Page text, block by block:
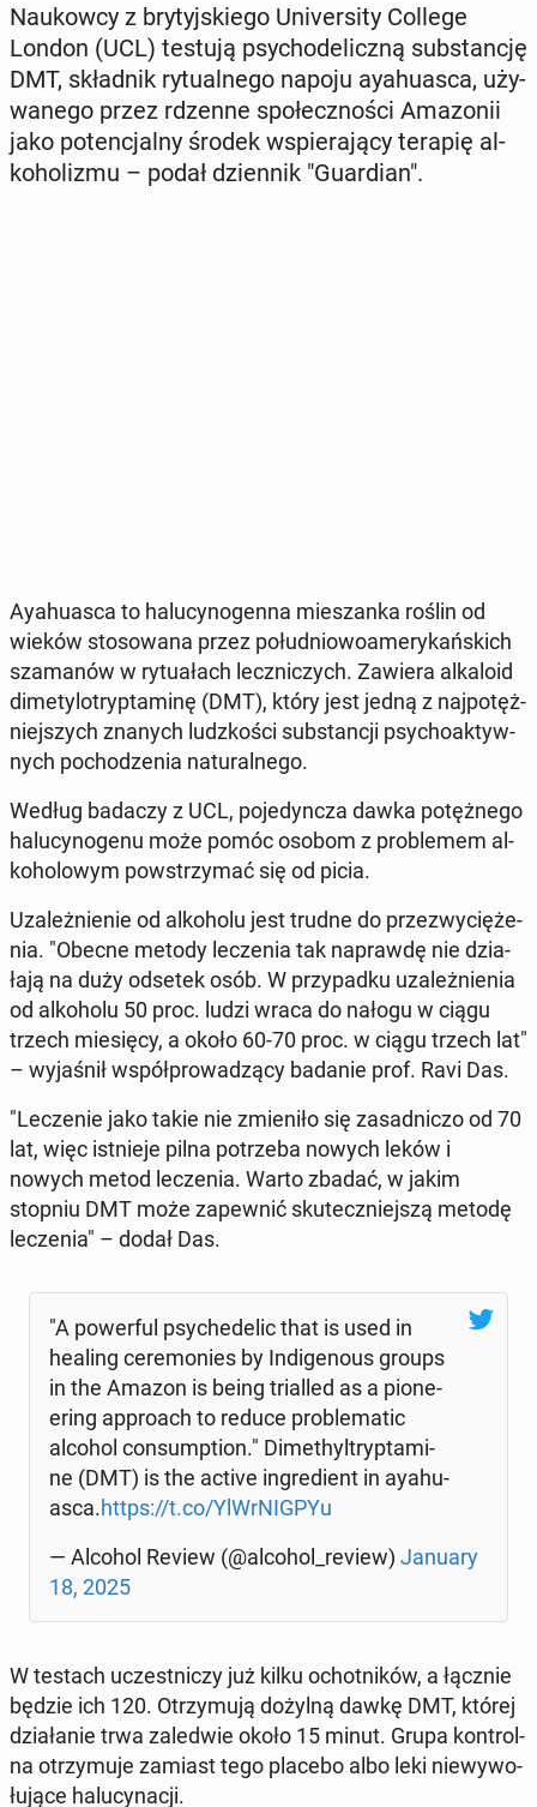
Na­ukow­cy z bry­tyj­skie­go Uni­ver­si­ty College
London (UCL) testują psy­cho­de­licz­ną sub­stan­cję
DMT, skład­nik ry­tu­al­ne­go napoju ay­ahu­asca, uży­
wa­ne­go przez rdzenne spo­łecz­no­ści Ama­zo­nii
jako po­ten­cjal­ny środek wspie­ra­ją­cy terapię al­
ko­ho­li­zmu – podał dzien­nik "Gu­ar­dian".
Ay­ahu­asca to ha­lu­cy­no­gen­na mie­szan­ka roślin od
wieków sto­so­wa­na przez po­łu­dnio­wo­ame­ry­kań­skich
sza­ma­nów w ry­tu­ałach lecz­ni­czych. Zawiera al­ka­lo­id
di­me­ty­lo­tryp­ta­mi­nę (DMT), który jest jedną z naj­po­tęż­
niej­szych znanych ludz­ko­ści sub­stan­cji psy­cho­ak­tyw­
nych po­cho­dze­nia na­tu­ral­ne­go.
Według badaczy z UCL, po­je­dyn­cza dawka po­tęż­ne­go
ha­lu­cy­no­ge­nu może pomóc osobom z pro­ble­mem al­
ko­ho­lo­wym po­wstrzy­mać się od picia.
Uza­leż­nie­nie od al­ko­ho­lu jest trudne do prze­zwy­cię­że­
nia. "Obecne metody le­cze­nia tak na­praw­dę nie dzia­
ła­ją na duży odsetek osób. W przy­pad­ku uza­leż­nie­nia
od al­ko­ho­lu 50 proc. ludzi wraca do nałogu w ciągu
trzech mie­się­cy, a około 60-70 proc. w ciągu trzech lat"
– wy­ja­śnił współ­pro­wa­dzą­cy badanie prof. Ravi Das.
"Le­cze­nie jako takie nie zmie­ni­ło się za­sad­ni­czo od 70
lat, więc ist­nie­je pilna po­trze­ba nowych leków i
nowych metod le­cze­nia. Warto zbadać, w jakim
stopniu DMT może za­pew­nić sku­tecz­niej­szą metodę
le­cze­nia" – dodał Das.
"A po­wer­ful psy­che­de­lic that is used in
healing ce­re­mo­nies by In­di­ge­no­us groups
in the Amazon is being trial­led as a pio­ne­
ering ap­pro­ach to reduce pro­ble­ma­tic
alcohol con­sump­tion." Di­me­thyl­tryp­ta­mi­
ne (DMT) is the active in­gre­dient in ay­ahu­
asca.https://t.co/YlWr­NIG­PYu
— Alcohol Review (@alcohol_review) January
18, 2025
W testach uczest­ni­czy już kilku ochot­ni­ków, a łącznie
będzie ich 120. Otrzy­mu­ją dożylną dawkę DMT, której
dzia­ła­nie trwa za­le­d­wie około 15 minut. Grupa kon­tro­l­
na otrzy­mu­je zamiast tego placebo albo leki nie­wy­wo­
łu­ją­ce ha­lu­cy­na­cji.